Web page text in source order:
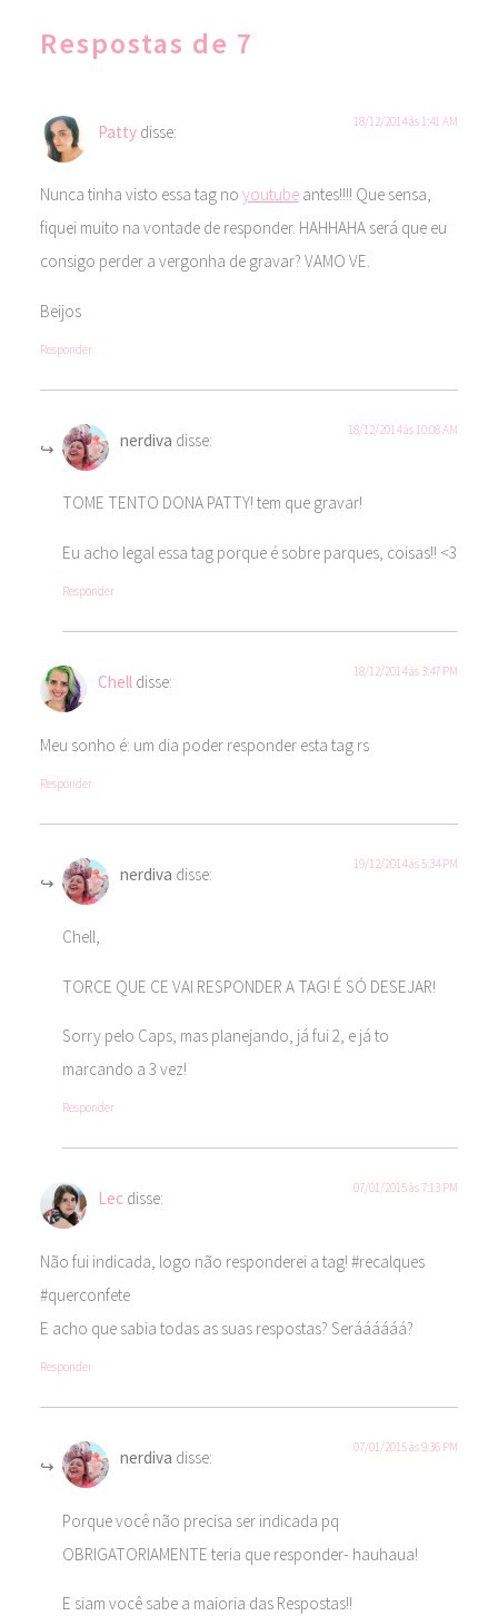
Respostas de 7
Patty disse: 18/12/2014 às 1:41 AM
Nunca tinha visto essa tag no youtubeantes!!!! Que sensa,
fiquei muito na vontade de responder. HAHHAHA será que eu
consigo perder a vergonha de gravar? VAMO VE.
Beijos
Responder
nerdiva disse: 18/12/2014 às 10:08 AM
TOME TENTO DONA PATTY! tem que gravar!
Eu acho legal essa tag porque é sobre parques, coisas!! <3
Responder
Chell disse: 18/12/2014 às 3:47 PM
Meu sonho é: um dia poder responder esta tag rs
Responder
nerdiva disse: 19/12/2014 às 5:34 PM
Chell,
TORCE QUE CE VAI RESPONDER A TAG! É SÓ DESEJAR!
Sorry pelo Caps, mas planejando, já fui 2, e já to
marcando a 3 vez!
Responder
Lec disse: 07/01/2015 às 7:13 PM
Não fui indicada, logo não responderei a tag! #recalques
#querconfete
E acho que sabia todas as suas respostas? Seráááááá?
Responder
nerdiva disse: 07/01/2015 às 9:36 PM
Porque você não precisa ser indicada pq
OBRIGATORIAMENTE teria que responder- hauhaua!
E siam você sabe a maioria das Respostas!!